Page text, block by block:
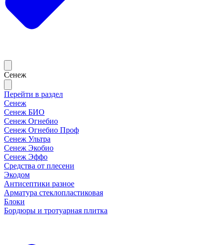
Сенеж
Перейти в раздел
Сенеж
Сенеж БИО
Сенеж Огнебио
Сенеж Огнебио Проф
Сенеж Ультра
Сенеж Экобио
Сенеж Эффо
Средства от плесени
Экодом
Антисептики разное
Арматура стеклопластиковая
Блоки
Бордюры и тротуарная плитка